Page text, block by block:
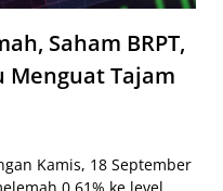
Saham BRPT,
Menguat Tajam
Kamis, 18 September